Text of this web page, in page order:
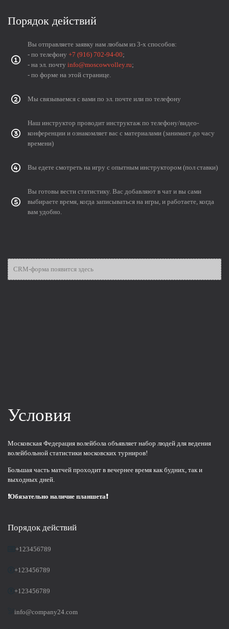
Порядок действий
Вы отправляете заявку нам любым из 3-х способов:
- по телефону +7 (916) 702-94-00;
- на эл. почту info@moscowvolley.ru;
- по форме на этой странице.
Мы связываемся с вами по эл. почте или по телефону
Наш инструктор проводит инструктаж по телефону/видео-
конференции и ознакомляет вас с материалами (занимает до часу
времени)
Вы едете смотреть на игру с опытным инструктором (пол ставки)
Вы готовы вести статистику. Вас добавляют в чат и вы сами
выбираете время, когда записываться на игры, и работаете, когда
вам удобно.
CRM-форма появится здесь
Условия
Московская Федерация волейбола объявляет набор людей для ведения
волейбольной статистики московских турниров!
Большая часть матчей проходит в вечернее время как будних, так и
выходных дней.
❗Обязательно наличие планшета❗
Порядок действий
+123456789
+123456789
+123456789
info@company24.com